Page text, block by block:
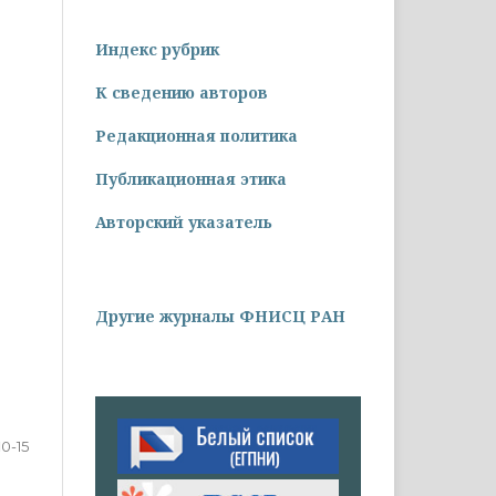
15
Индекс рубрик
К сведению авторов
Редакционная политика
Публикационная этика
Авторский указатель
Другие журналы ФНИСЦ РАН